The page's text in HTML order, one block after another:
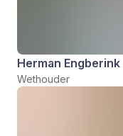
Herman Engberink
Wethouder